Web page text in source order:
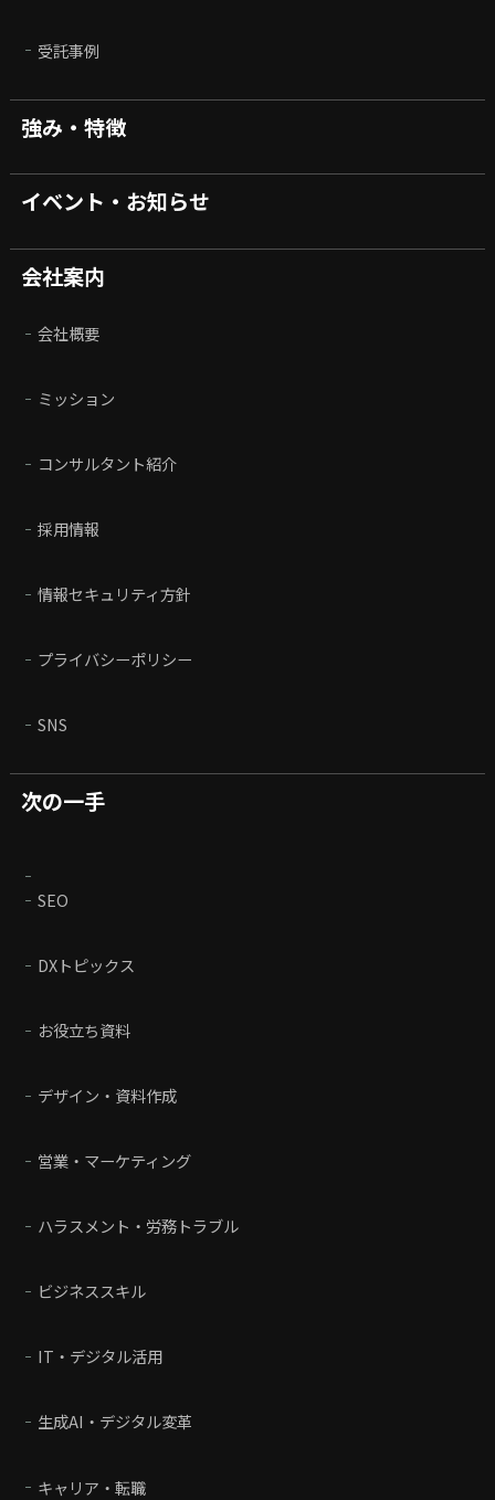
受託事例
強み・特徴
イベント・お知らせ
会社案内
会社概要
ミッション
コンサルタント紹介
採用情報
情報セキュリティ方針
プライバシーポリシー
SNS
次の一手
SEO
DXトピックス
お役立ち資料
デザイン・資料作成
営業・マーケティング
ハラスメント・労務トラブル
ビジネススキル
IT・デジタル活用
生成AI・デジタル変革
キャリア・転職